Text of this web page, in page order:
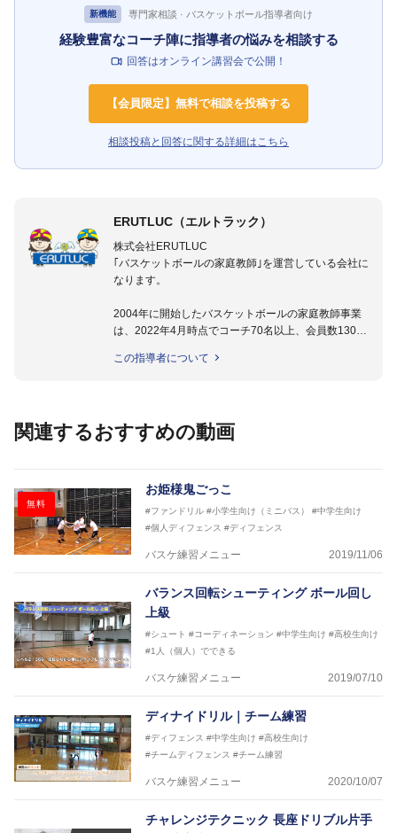
新機能 専門家相談 · バスケットボール指導者向け
経験豊富なコーチ陣に指導者の悩みを相談する
回答はオンライン講習会で公開！
【会員限定】無料で相談を投稿する
相談投稿と回答に関する詳細はこちら
ERUTLUC（エルトラック）
株式会社ERUTLUC
｢バスケットボールの家庭教師｣を運営している会社に
なります。
2004年に開始したバスケットボールの家庭教師事業
は、2022年4月時点でコーチ70名以上、会員数1300
指導実績多数・各地講習会なども担当しており、「は
など多くの書籍・DVDも監修しています。
2016年U12ナショナルキャンプヘッドコーチ
2016年U13ナショナルキャンプヘッドコーチ
2016年男子日本代表サポートコーチ
2017年U12ナショナルキャンプヘッドコーチ
2017年U13ナショナルキャンプヘッドコーチ
リーコーチ
2018年U12ナショナルキャンプヘッドコーチ
2018年U13ナショナルキャンプヘッドコーチ
2018年～2021年男子日本代表サポートコーチ
2021年～女子日本代表アシスタントコーチ
この指導者について
関連するおすすめの動画
無料
お姫様鬼ごっこ
#ファンドリル #小学生向け（ミニバス）
#中学生向け
#個人ディフェンス #ディフェンス
バスケ練習メニュー 2019/11/06
バランス回転シューティング ボール回し
上級
#シュート #コーディネーション #中学生向け #高校生向け
#1人（個人）でできる
バスケ練習メニュー 2019/07/10
ディナイドリル｜チーム練習
#ディフェンス #中学生向け #高校生向け
#チームディフェンス #チーム練習
バスケ練習メニュー 2020/10/07
チャレンジテクニック 長座ドリブル片手